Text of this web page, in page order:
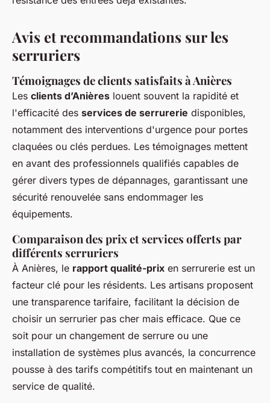
Avis et recommandations sur les
serruriers
Témoignages de clients satisfaits à Anières
Les clients d’Anières louent souvent la rapidité et
l'efficacité des services de serrurerie disponibles,
notamment des interventions d'urgence pour portes
claquées ou clés perdues. Les témoignages mettent
en avant des professionnels qualifiés capables de
gérer divers types de dépannages, garantissant une
sécurité renouvelée sans endommager les
équipements.
Comparaison des prix et services offerts par
différents serruriers
À Anières, le rapport qualité-prix en serrurerie est un
facteur clé pour les résidents. Les artisans proposent
une transparence tarifaire, facilitant la décision de
choisir un serrurier pas cher mais efficace. Que ce
soit pour un changement de serrure ou une
installation de systèmes plus avancés, la concurrence
pousse à des tarifs compétitifs tout en maintenant un
service de qualité.